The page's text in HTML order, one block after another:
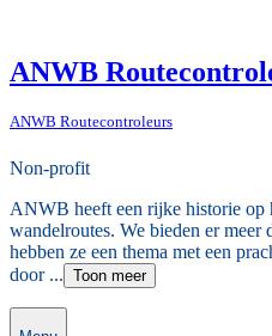
ANWB
ANWB Routecontroleurs
Non-profit
ANWB heeft een rijke historie op
wandelroutes. We bieden er meer
hebben ze een thema met een
door ... Toon meer